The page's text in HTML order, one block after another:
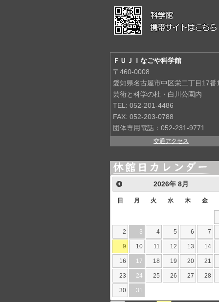
ＦＵＪＩなごや科学館
〒460-0008
愛知県名古屋市中区栄二丁目17番
芸術と科学の杜・白川公園内
TEL: 052-201-4486
FAX: 052-203-0788
団体専用電話：052-231-9771
交通アクセス
2026年8月
日 月 火 水 木 金
2 3 4 5 6 7
9 10 11 12 13 14
16 17 18 19 20 21
23 24 25 26 27 28
30 31